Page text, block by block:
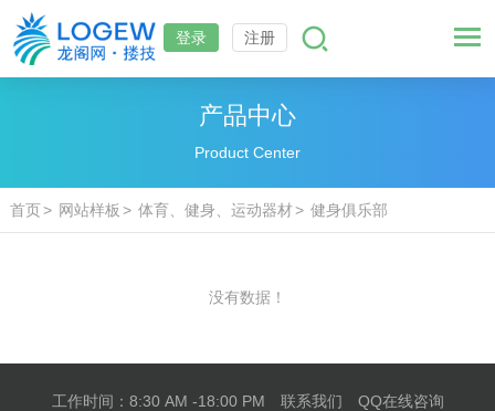
登录 注册
产品中心
Product Center
首页 网站样板 体育、健身、运动器材 健身俱乐部
没有数据！
工作时间：8:30 AM -18:00 PM 联系我们
QQ在线咨询